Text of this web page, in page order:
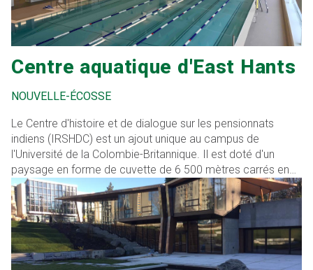
Centre aquatique d'East Hants
NOUVELLE-ÉCOSSE
Le Centre d'histoire et de dialogue sur les pensionnats
indiens (IRSHDC) est un ajout unique au campus de
l'Université de la Colombie-Britannique. Il est doté d'un
paysage en forme de cuvette de 6 500 mètres carrés en
forme d'auditorium et d'un système de toiture à membrane
en cuivre.